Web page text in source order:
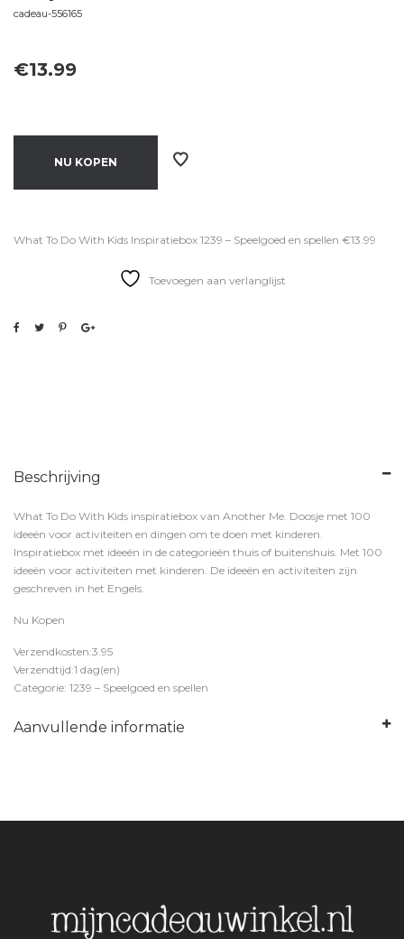
cadeau-556165
€13.99
NU KOPEN
What To Do With Kids Inspiratiebox 1239 – Speelgoed en spellen €13.99
Toevoegen aan verlanglijst
Beschrijving
What To Do With Kids inspiratiebox van Another Me. Doosje met 100
ideeën voor activiteiten en dingen om te doen met kinderen.
Inspiratiebox met ideeën in de categorieën thuis of buitenshuis. Met 100
ideeën voor activiteiten met kinderen. De ideeën en activiteiten zijn
geschreven in het Engels.
Nu Kopen
Verzendkosten:3.95
Verzendtijd:1 dag(en)
Categorie: 1239 – Speelgoed en spellen
Aanvullende informatie